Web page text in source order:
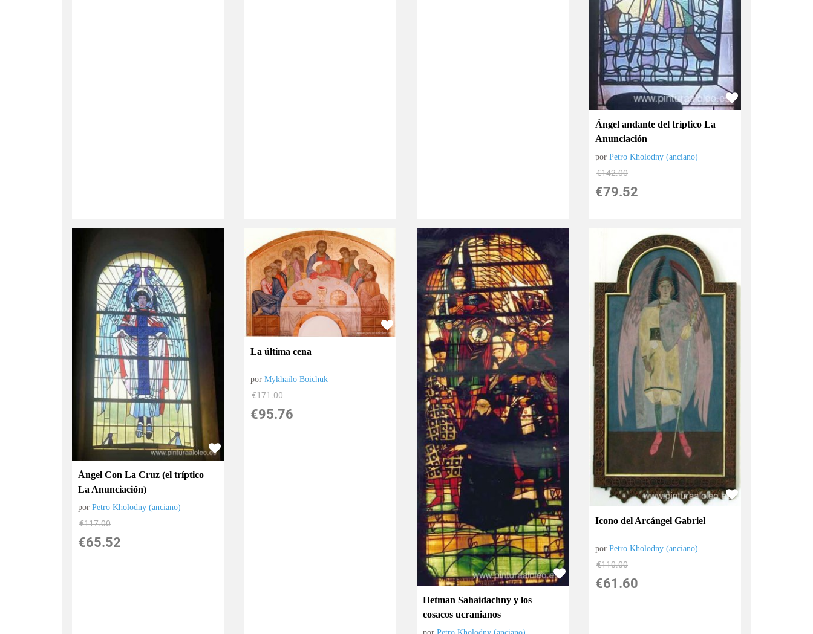
Ángel andante del tríptico La
Anunciación
porPetro Kholodny (anciano)
€142.00
€79.52
Ángel Con La Cruz (el tríptico
La Anunciación)
porPetro Kholodny (anciano)
€117.00
€65.52
La última cena
porMykhailo Boichuk
€171.00
€95.76
Hetman Sahaidachny y los
cosacos ucranianos
Icono del Arcángel Gabriel
porPetro Kholodny (anciano)
€110.00
€61.60